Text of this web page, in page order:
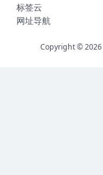
标签云
网址导航
Copyright © 2026